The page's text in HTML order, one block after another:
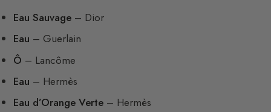
Eau Sauvage – Dior
Eau – Guerlain
Ô – Lancôme
Eau – Hermès
Eau d’Orange Verte – Hermès